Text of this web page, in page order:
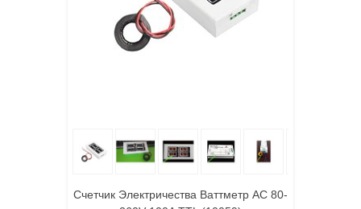
Счетчик Электричества Ваттметр AC 80-